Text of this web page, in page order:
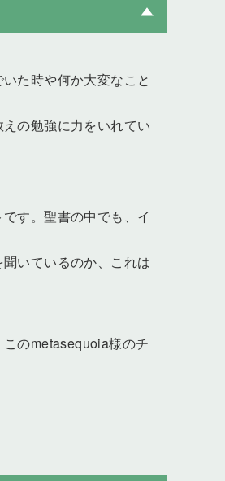
た時や何か大変なこと
の勉強に力をいれてい
す。聖書の中でも、イ
いているのか、これは
のmetasequoia様のチ